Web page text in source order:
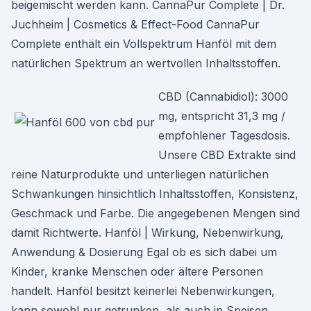
beigemischt werden kann. CannaPur Complete | Dr.
Juchheim | Cosmetics & Effect-Food CannaPur
Complete enthält ein Vollspektrum Hanföl mit dem
natürlichen Spektrum an wertvollen Inhaltsstoffen.
CBD (Cannabidiol): 3000
mg, entspricht 31,3 mg /
empfohlener Tagesdosis.
Unsere CBD Extrakte sind
reine Naturprodukte und unterliegen natürlichen
Schwankungen hinsichtlich Inhaltsstoffen, Konsistenz,
Geschmack und Farbe. Die angegebenen Mengen sind
damit Richtwerte. Hanföl | Wirkung, Nebenwirkung,
Anwendung & Dosierung Egal ob es sich dabei um
Kinder, kranke Menschen oder ältere Personen
handelt. Hanföl besitzt keinerlei Nebenwirkungen,